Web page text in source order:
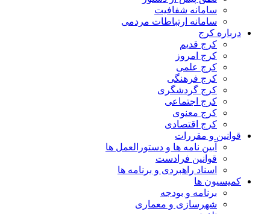
سامانه شفافیت
سامانه ارتباطات مردمی
درباره کرج
کرج قدیم
کرج امروز
کرج علمی
کرج فرهنگی
کرج گردشگری
کرج اجتماعی
کرج معنوی
کرج اقتصادی
قوانین و مقررات
آیین نامه ها و دستورالعمل ها
قوانین فرادست
اسناد راهبردی و برنامه ها
کمیسیون ها
برنامه و بودجه
شهرسازی و معماری